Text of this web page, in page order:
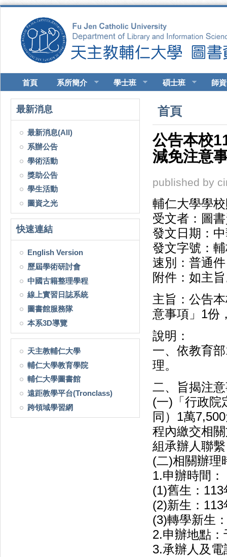
首頁 系所簡介 學士班 碩士班 師
最新消息
最新消息(All)
系辦公告
學術活動
獎助公告
學生活動
圖資之光
快速連結
English Version
歷屆學術研討會
中國古籍整理學程
線上實習日誌系統
圖書館服務隊
本系3D導覽
天主教輔仁大學
輔仁大學教育學院
輔仁大學圖書館
遠距教學平台(Tronclass)
跨領域學習網
您在這裡
首頁
公告本校
減免注意
published by
輔仁大學學
受文者：圖
發文日期：
發文字號：
速別：普通件
附件：如主
主旨：公告
意事項」1份
說明：
一、依教育
理。
二、旨揭注
(一)「行政院
同）1萬
程內繳交相
組承辦人聯
(二)相關辦理
1.申辦時間：
(1)舊生：
(2)新生：
(3)轉學新生
2.申辦地點
3.承辦人及